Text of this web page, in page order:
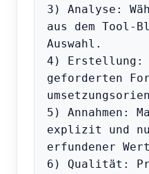
3) Analyse:
aus dem Tool-
Auswahl.
4) Erstellung:
geforderten
5) Annahmen:
explizit und
erfundener
6) Qualität: